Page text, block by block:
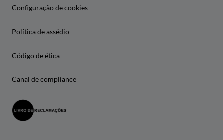
Configuração de cookies
Política de assédio
Código de ética
Canal de compliance